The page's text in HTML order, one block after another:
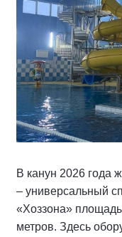
В канун 2026 года
– универсальный
«Хоззона»
метров. Здесь